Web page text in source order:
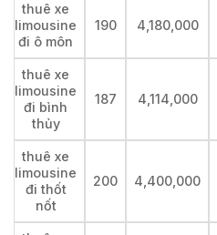
thuê xe
limousine
đi ô môn
190 4,180,000
thuê xe
limousine
đi bình
thủy
187 4,114,000
thuê xe
limousine
đi thốt
nốt
200 4,400,000